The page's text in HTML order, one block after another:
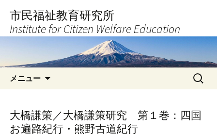
へ
キ
市民福祉教育研究所
Institute for Citizen Welfare Education
メニュー
検
索:
大橋謙策／大橋謙策研究 第１巻：四国
お遍路紀行・熊野古道紀行